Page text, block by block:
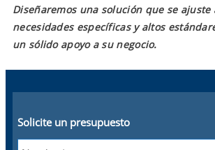
Diseñaremos una solución que se ajuste
necesidades específicas y altos
un sólido apoyo a su negocio.
Solicite un presupuesto